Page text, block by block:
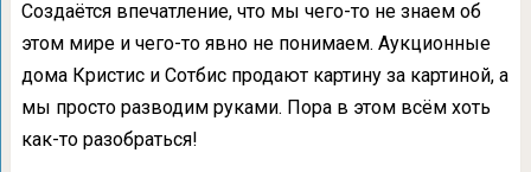
Создаётся впечатление, что мы чего-то не знаем об
этом мире и чего-то явно не понимаем. Аукционные
дома Кристис и Сотбис продают картину за картиной, а
мы просто разводим руками. Пора в этом всём хоть
как-то разобраться!